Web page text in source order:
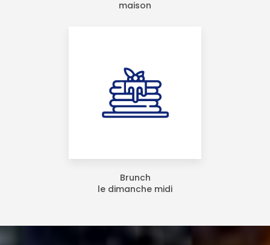
maison
Brunch
le dimanche midi